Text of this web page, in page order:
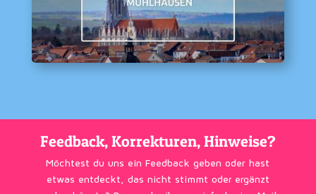
Feedback, Korrekturen, Hinweise?
Möchtest du uns ein Feedback geben oder hast
etwas entdeckt, das nicht stimmt oder ergänzt